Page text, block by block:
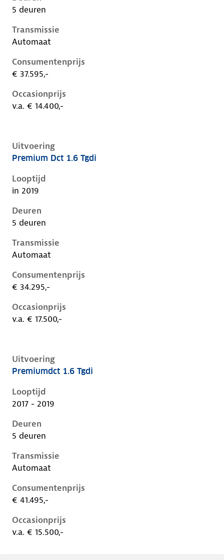
5 deuren
Transmissie
Automaat
Consumentenprijs
€ 37.595,-
Occasionprijs
v.a. € 14.400,-
Uitvoering
Hyundai Kona i, 1.6 tgdi, 130 kW, Benzine, 5 deuren
Premium Dct 1.6 Tgdi
Looptijd
in 2019
Deuren
5 deuren
Transmissie
Automaat
Consumentenprijs
€ 34.295,-
Occasionprijs
v.a. € 17.500,-
Uitvoering
Hyundai Kona i, 1.6 tgdi, 130 kW, Benzine, 5 deuren
Premiumdct 1.6 Tgdi
Looptijd
2017 - 2019
Deuren
5 deuren
Transmissie
Automaat
Consumentenprijs
€ 41.495,-
Occasionprijs
v.a. € 15.500,-